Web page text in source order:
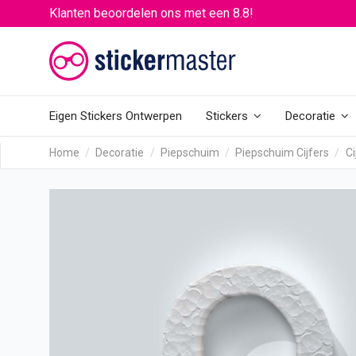
Klanten beoordelen ons met een 8.8!
Eigen Stickers Ontwerpen Stickers Decoratie
Home Decoratie Piepschuim Piepschuim Cijfers